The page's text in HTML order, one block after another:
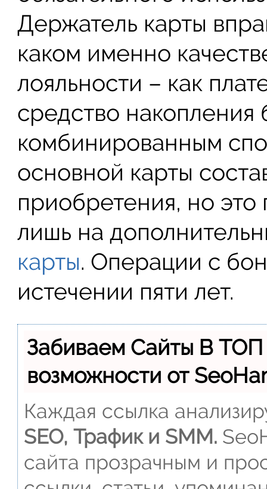
Держатель карты
каком именно
лояльности – как
средство
комбинированным
основной карты
приобретения, но это
лишь на
карты. Операции с
истечении пяти лет.
Забиваем Сайты В
возможности от
Каждая ссылка
SEO, Трафик и SMM.
сайта прозрачным и